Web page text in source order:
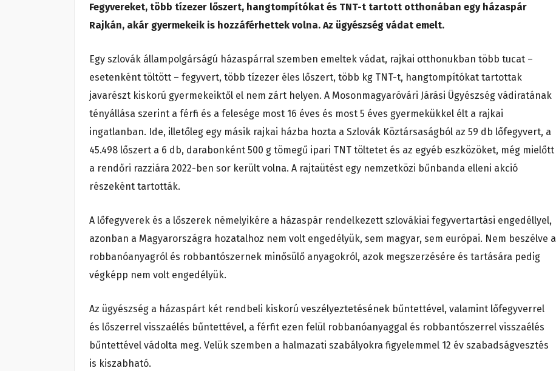
Fegyvereket, több tízezer lőszert, hangtompítókat és TNT-t tartott otthonában egy házaspár
Rajkán, akár gyermekeik is hozzáférhettek volna. Az ügyészség vádat emelt.
Egy szlovák állampolgárságú házaspárral szemben emeltek vádat, rajkai otthonukban több tucat –
esetenként töltött – fegyvert, több tízezer éles lőszert, több kg TNT-t, hangtompítókat tartottak
javarészt kiskorú gyermekeiktől el nem zárt helyen. A Mosonmagyaróvári Járási Ügyészség vádiratának
tényállása szerint a férfi és a felesége most 16 éves és most 5 éves gyermekükkel élt a rajkai
ingatlanban. Ide, illetőleg egy másik rajkai házba hozta a Szlovák Köztársaságból az 59 db lőfegyvert, a
45.498 lőszert a 6 db, darabonként 500 g tömegű ipari TNT töltetet és az egyéb eszközöket, még mielőtt
a rendőri razziára 2022-ben sor került volna. A rajtaütést egy nemzetközi bűnbanda elleni akció
részeként tartották.
A lőfegyverek és a lőszerek némelyikére a házaspár rendelkezett szlovákiai fegyvertartási engedéllyel,
azonban a Magyarországra hozatalhoz nem volt engedélyük, sem magyar, sem európai. Nem beszélve a
robbanóanyagról és robbantószernek minősülő anyagokról, azok megszerzésére és tartására pedig
végképp nem volt engedélyük.
Az ügyészség a házaspárt két rendbeli kiskorú veszélyeztetésének bűntettével, valamint lőfegyverrel
és lőszerrel visszaélés bűntettével, a férfit ezen felül robbanóanyaggal és robbantószerrel visszaélés
bűntettével vádolta meg. Velük szemben a halmazati szabályokra figyelemmel 12 év szabadságvesztés
is kiszabható.